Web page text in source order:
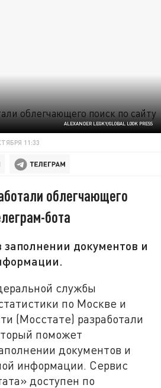
ALEXANDER LEGKY/GLOBAL LOOK PRESS
11:33
облегчающего
бота
заполнении документов и
службы
по Москве и
(Мосстате) разработали
поможет
документов и
информации. Сервис
доступен по